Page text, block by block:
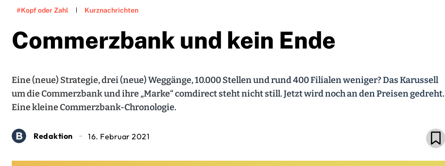
#Kopf oder Zahl Kurznachrichten
Commerzbank und kein Ende
Eine (neue) Strategie, drei (neue) Weggänge, 10.000 Stellen und rund 400 Filialen weniger? Das Karussell
um die Commerzbank und ihre „Marke“ comdirect steht nicht still. Jetzt wird noch an den Preisen gedreht.
Eine kleine Commerzbank-Chronologie.
Redaktion 16. Februar 2021